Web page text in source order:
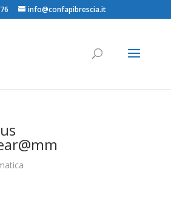
info@confapibrescia.it